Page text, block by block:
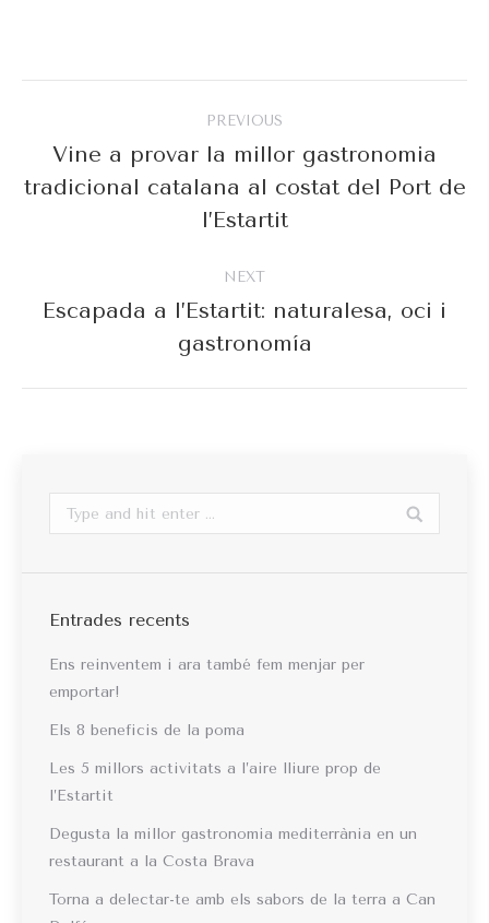
navigation
PREVIOUS
Previous
post:
Vine a provar la millor gastronomia
tradicional catalana al costat del Port de
l’Estartit
NEXT
post:
Escapada a l’Estartit: naturalesa, oci i
gastronomía
Search:
Entrades recents
Ens reinventem i ara també fem menjar per
emportar!
Els 8 beneficis de la poma
Les 5 millors activitats a l’aire lliure prop de
l’Estartit
Degusta la millor gastronomia mediterrània en un
restaurant a la Costa Brava
Torna a delectar-te amb els sabors de la terra a Can